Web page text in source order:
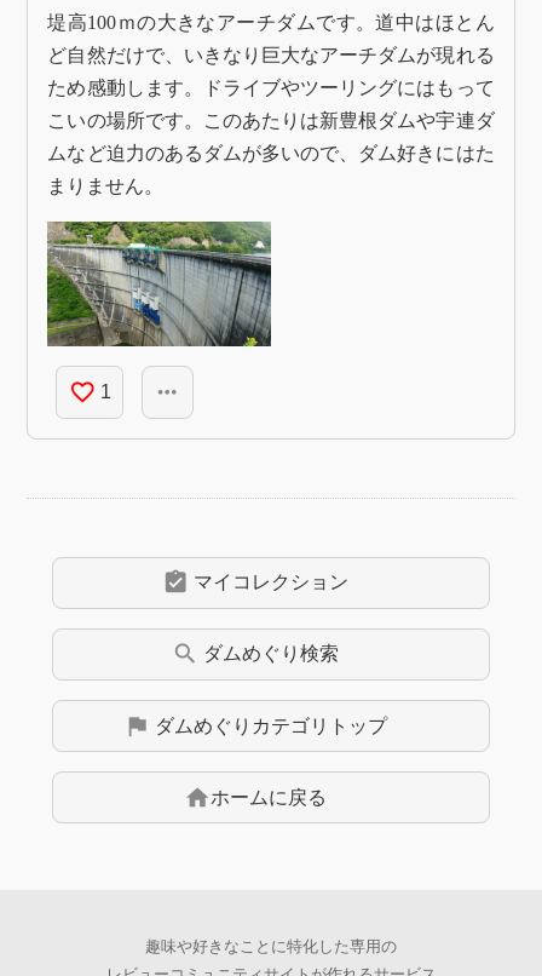
堤高100ｍの大きなアーチダムです。道中はほとん
ど自然だけで、いきなり巨大なアーチダムが現れる
ため感動します。ドライブやツーリングにはもって
こいの場所です。このあたりは新豊根ダムや宇連ダ
ムなど迫力のあるダムが多いので、ダム好きにはた
まりません。
favorite_border 1 more_horiz
assignment_turned_in マイコレクション
search ダムめぐり検索
flag ダムめぐり カテゴリトップ
homeホームに戻る
趣味や好きなことに特化した専用の